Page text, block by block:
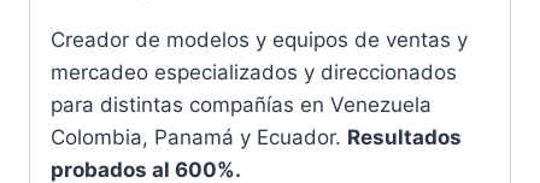
Creador de modelos y equipos de ventas y
mercadeo especializados y direccionados
para distintas compañías en Venezuela
Colombia, Panamá y Ecuador. Resultados
probados al 600%.